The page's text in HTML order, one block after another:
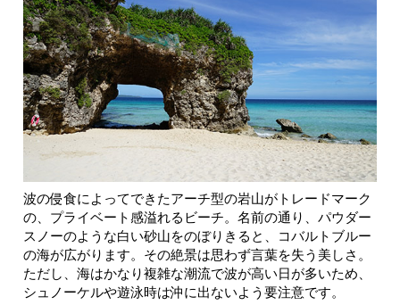
波の侵食によってできたアーチ型の岩山がトレードマーク
の、プライベート感溢れるビーチ。名前の通り、パウダー
スノーのような白い砂山をのぼりきると、コバルトブルー
の海が広がります。その絶景は思わず言葉を失う美しさ。
ただし、海はかなり複雑な潮流で波が高い日が多いため、
シュノーケルや遊泳時は沖に出ないよう要注意です。